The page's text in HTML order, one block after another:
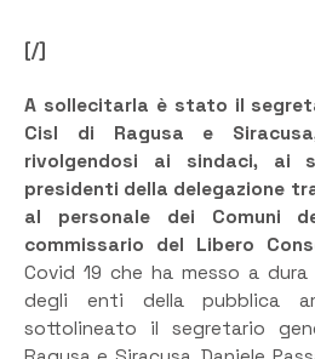
[/]
A sollecitarla è stato il
Cisl di Ragusa e
rivolgendosi ai sindaci, ai
presidenti della delegazione
al personale dei Comuni
commissario del Libero
Covid 19 che ha messo a dura
degli enti della pubblica
sottolineato il segretario